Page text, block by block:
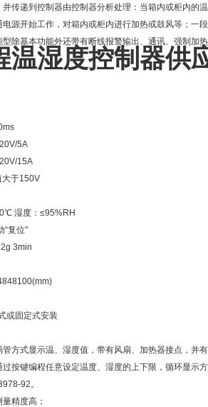
传递到控制器由控制器分析处理：当箱内或柜内的
源开始工作，对箱内或柜内进行加热或鼓风等；一
除基本功能外还带有断线报警输出、通讯、强制加热
温湿度控制器供
5A
15A
大于150V
湿度：≤95%RH
“复位"
3min
或固定式安装
方式显示温、湿度值，带有风扇、加热器接点，并
按键编程任意设定温度、湿度的上下限，循环显示
92。
精度高；